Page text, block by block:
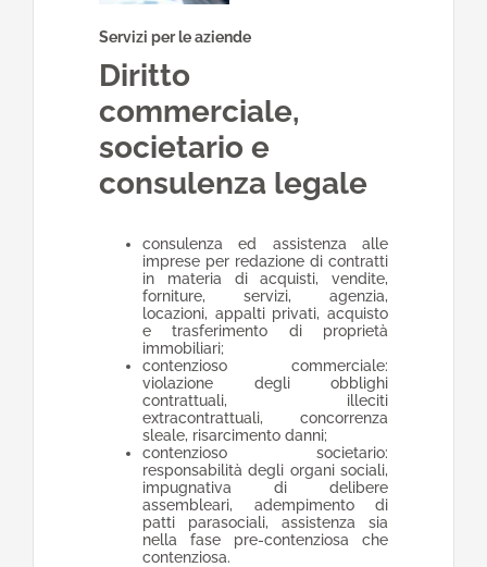
Servizi per le aziende
Diritto
commerciale,
societario e
consulenza legale
consulenza ed assistenza alle
imprese per redazione di contratti
in materia di acquisti, vendite,
forniture, servizi, agenzia,
locazioni, appalti privati, acquisto
e trasferimento di proprietà
immobiliari;
contenzioso commerciale:
violazione degli obblighi
contrattuali, illeciti
extracontrattuali, concorrenza
sleale, risarcimento danni;
contenzioso societario:
responsabilità degli organi sociali,
impugnativa di delibere
assembleari, adempimento di
patti parasociali, assistenza sia
nella fase pre-contenziosa che
contenziosa.